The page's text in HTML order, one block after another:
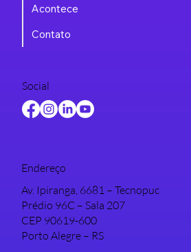
Acontece
Contato
Social
Endereço
Av. Ipiranga, 6681 – Tecnopuc
Prédio 96C – Sala 207
CEP 90619-600
Porto Alegre – RS